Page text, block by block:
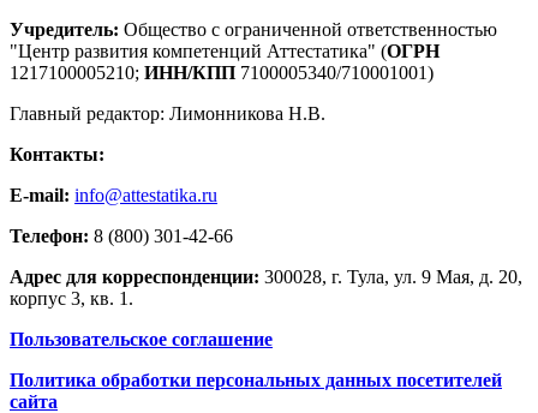
Учредитель: Общество с ограниченной ответственностью
"Центр развития компетенций Аттестатика" (ОГРН
1217100005210; ИНН/КПП 7100005340/710001001)
Главный редактор: Лимонникова Н.В.
Контакты:
E-mail: info@attestatika.ru
Телефон: 8 (800) 301-42-66
Адрес для корреспонденции: 300028, г. Тула, ул. 9 Мая, д. 20,
корпус 3, кв. 1.
Пользовательское соглашение
Политика обработки персональных данных посетителей
сайта